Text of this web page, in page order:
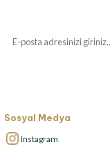
Sosyal Medya
Instagram